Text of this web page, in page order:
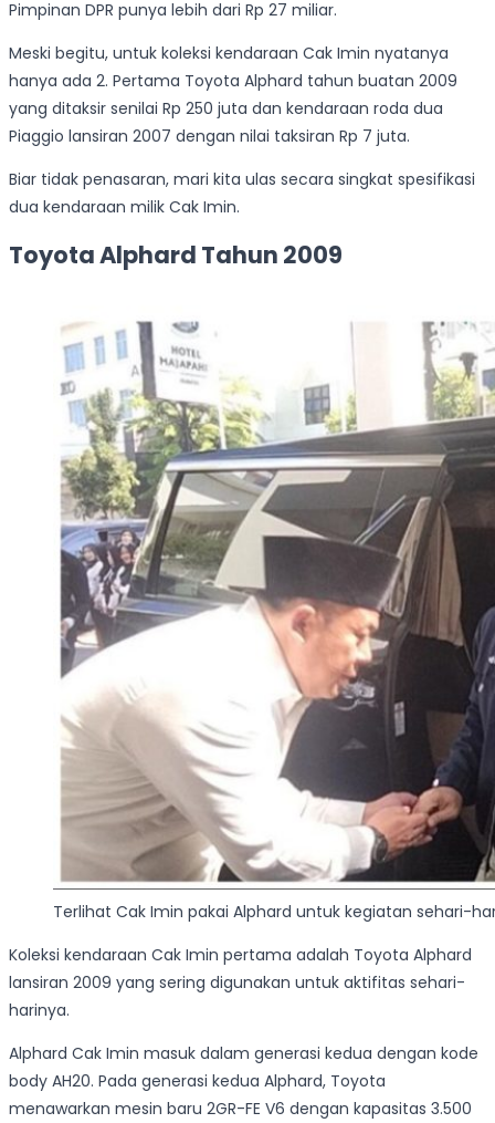
Pimpinan DPR punya lebih dari Rp 27 miliar.
Meski begitu, untuk koleksi kendaraan Cak Imin nyatanya
hanya ada 2. Pertama Toyota Alphard tahun buatan 2009
yang ditaksir senilai Rp 250 juta dan kendaraan roda dua
Piaggio lansiran 2007 dengan nilai taksiran Rp 7 juta.
Biar tidak penasaran, mari kita ulas secara singkat spesifikasi
dua kendaraan milik Cak Imin.
Toyota Alphard Tahun 2009
Terlihat Cak Imin pakai Alphard untuk kegiatan sehari-
Koleksi kendaraan Cak Imin pertama adalah Toyota Alphard
lansiran 2009 yang sering digunakan untuk aktifitas sehari-
harinya.
Alphard Cak Imin masuk dalam generasi kedua dengan kode
body AH20. Pada generasi kedua Alphard, Toyota
menawarkan mesin baru 2GR-FE V6 dengan kapasitas 3.500